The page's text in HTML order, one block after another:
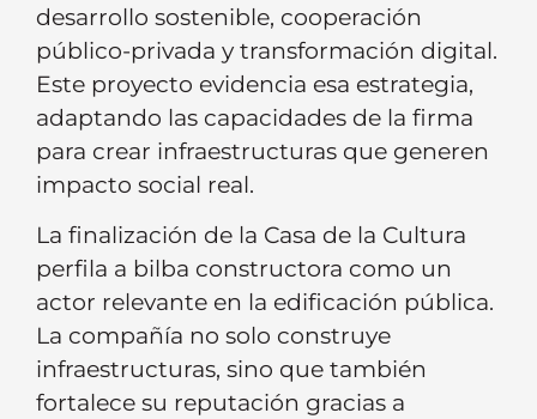
desarrollo sostenible, cooperación
público-privada y transformación digital.
Este proyecto evidencia esa estrategia,
adaptando las capacidades de la firma
para crear infraestructuras que generen
impacto social real.
La finalización de la Casa de la Cultura
perfila a bilba constructora como un
actor relevante en la edificación pública.
La compañía no solo construye
infraestructuras, sino que también
fortalece su reputación gracias a